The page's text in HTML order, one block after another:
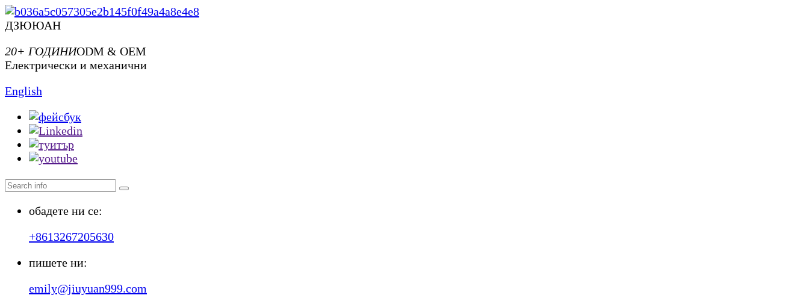
ДЗЮЮАН
20+ ГОДИНИODM & OEM
Електрически и механични
English
обадете ни се:
+8613267205630
пишете ни:
emily@jiuyuan999.com